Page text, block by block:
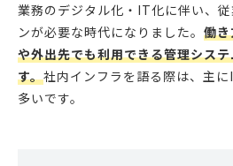
業務のデジタル化・IT化に伴い、
ンが必要な時代になりました。 働
や外出先でも利用できる管理シス
す。社内インフラを語る際は、主
多いです。